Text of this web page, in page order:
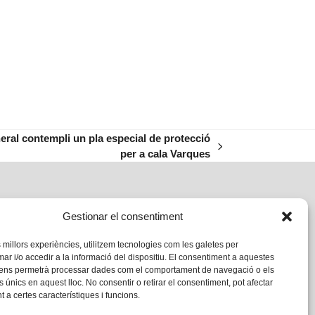
Gestionar el consentiment
millors experiències, utilitzem tecnologies com les galetes per
i/o accedir a la informació del dispositiu. El consentiment a aquestes
permetrà processar dades com el comportament de navegació o els
únics en aquest lloc. No consentir o retirar el consentiment, pot afectar
a certes característiques i funcions.
contempli un pla especial de protecció
per a cala Varques